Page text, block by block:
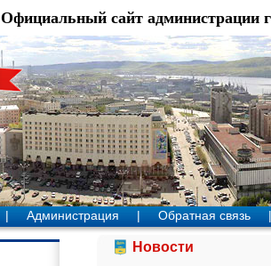
Официальный сайт администрации
| Администрация | Обратная связь |
Новости